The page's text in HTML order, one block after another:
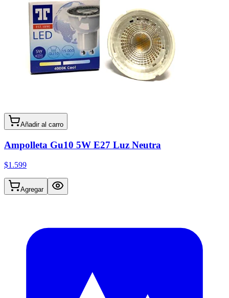
Añadir al carro
Ampolleta Gu10 5W E27 Luz Neutra
$1.599
Agregar